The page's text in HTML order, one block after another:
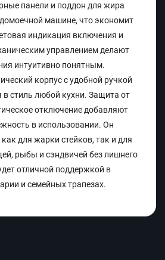
панели и поддон для жира
машине, что экономит
индикация включения и
управлением делают
интуитивно понятным.
корпус с удобной ручкой
в стиль любой кухни. Защита от
отключение добавляют
в использовании. Он
для жарки стейков, так и для
рыбы и сэндвичей без лишнего
отличной поддержкой в
и семейных трапезах.